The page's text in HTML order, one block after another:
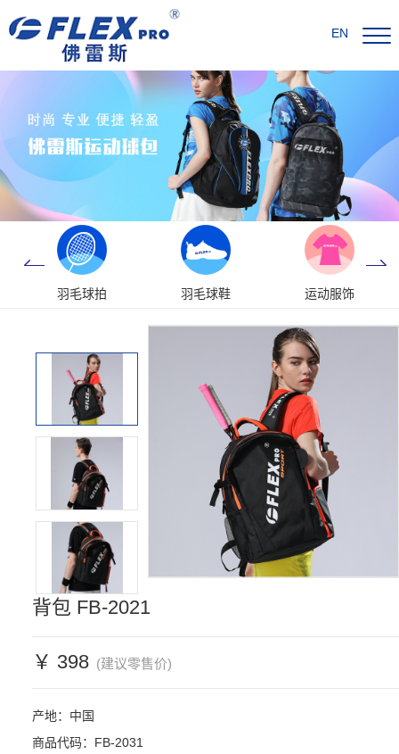
EN
羽毛球拍 羽毛球鞋 运动服饰
背包 FB-2021
￥ 398(建议零售价)
产地：中国
商品代码：FB-2031